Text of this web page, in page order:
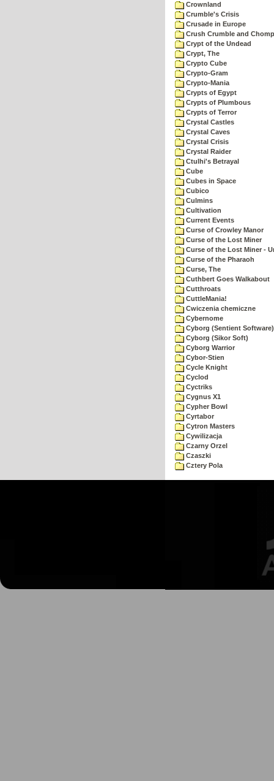
Crownland
Crumble's Crisis
Crusade in Europe
Crush Crumble and Chomp
Crypt of the Undead
Crypt, The
Crypto Cube
Crypto-Gram
Crypto-Mania
Crypts of Egypt
Crypts of Plumbous
Crypts of Terror
Crystal Castles
Crystal Caves
Crystal Crisis
Crystal Raider
Ctulhi's Betrayal
Cube
Cubes in Space
Cubico
Culmins
Cultivation
Current Events
Curse of Crowley Manor
Curse of the Lost Miner
Curse of the Lost Miner -
Curse of the Pharaoh
Curse, The
Cuthbert Goes Walkabout
Cutthroats
CuttleMania!
Cwiczenia chemiczne
Cybernome
Cyborg (Sentient Software)
Cyborg (Sikor Soft)
Cyborg Warrior
Cybor-Stien
Cycle Knight
Cyclod
Cyctriks
Cygnus X1
Cypher Bowl
Cyrtabor
Cytron Masters
Cywilizacja
Czarny Orzel
Czaszki
Cztery Pola